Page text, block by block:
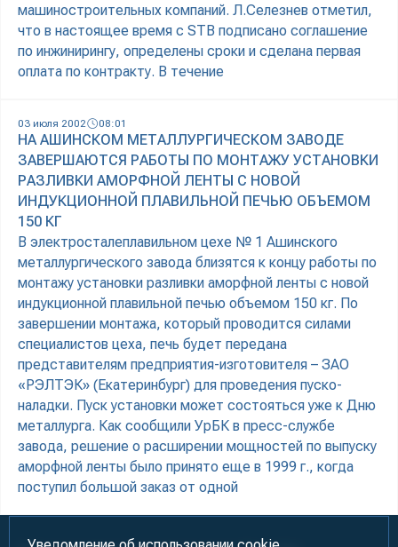
машиностроительных компаний. Л.Селезнев отметил,
что в настоящее время с STB подписано соглашение
по инжинирингу, определены сроки и сделана первая
оплата по контракту. В течение
03 июля 2002 08:01
НА АШИНСКОМ МЕТАЛЛУРГИЧЕСКОМ ЗАВОДЕ
ЗАВЕРШАЮТСЯ РАБОТЫ ПО МОНТАЖУ УСТАНОВКИ
РАЗЛИВКИ АМОРФНОЙ ЛЕНТЫ С НОВОЙ
ИНДУКЦИОННОЙ ПЛАВИЛЬНОЙ ПЕЧЬЮ ОБЪЕМОМ
150 КГ
В электросталеплавильном цехе № 1 Ашинского
металлургического завода близятся к концу работы по
монтажу установки разливки аморфной ленты с новой
индукционной плавильной печью объемом 150 кг. По
завершении монтажа, который проводится силами
специалистов цеха, печь будет передана
представителям предприятия-изготовителя – ЗАО
«РЭЛТЭК» (Екатеринбург) для проведения пуско-
наладки. Пуск установки может состояться уже к Дню
металлурга. Как сообщили УрБК в пресс-службе
завода, решение о расширении мощностей по выпуску
аморфной ленты было принято еще в 1999 г., когда
поступил большой заказ от одной